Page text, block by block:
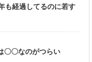
も経過してるのに若す
〇〇なのがつらい